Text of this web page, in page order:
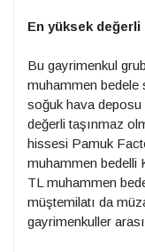
En yüksek
Bu gayrimenkul
muhammen bedele
soğuk hava deposu
değerli taşınmaz
hissesi Pamuk
muhammen bedelli
TL muhammen
müştemilatı da
gayrimenkuller